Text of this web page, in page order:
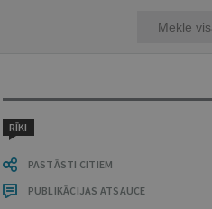
RĪKI
PASTĀSTI CITIEM
PUBLIKĀCIJAS ATSAUCE